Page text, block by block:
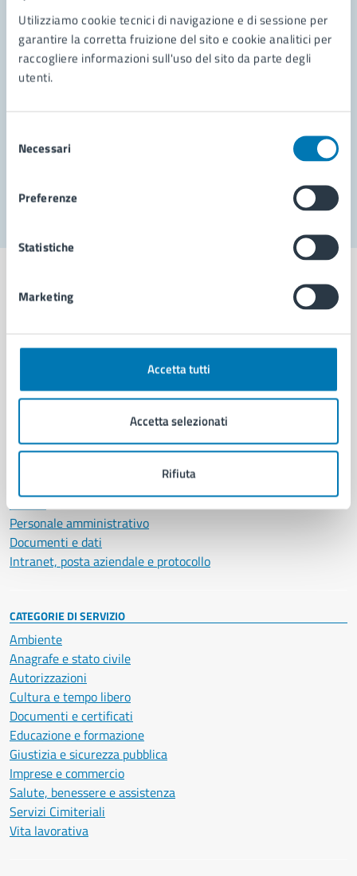
Utilizziamo cookie tecnici di navigazione e di sessione per
garantire la corretta fruizione del sito e cookie analitici per
raccogliere informazioni sull'uso del sito da parte degli
utenti.
delNecessari
Preferenze
Statistiche
Marketing
Accetta tutti
Accetta selezionati
Rifiuta
Leggi le domande frequenti
Problemi in città
Municipalità
Politici
Personale amministrativo
Documenti e dati
Intranet, posta aziendale e protocollo
CATEGORIE DI SERVIZIO
Ambiente
Anagrafe e stato civile
Autorizzazioni
Cultura e tempo libero
Documenti e certificati
Educazione e formazione
Giustizia e sicurezza pubblica
Imprese e commercio
Salute, benessere e assistenza
Servizi Cimiteriali
Vita lavorativa